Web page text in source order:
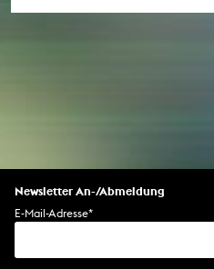
Newsletter An-/Abmeldung
E-Mail-Adresse*